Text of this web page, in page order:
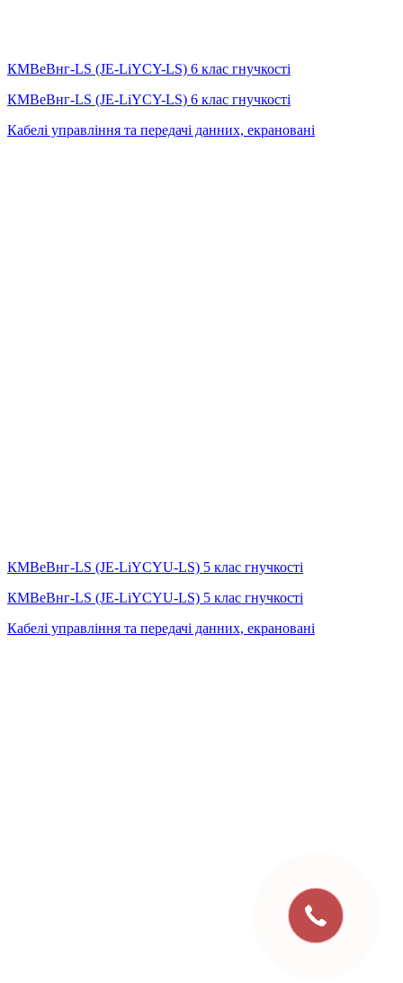
КМВеВнг-LS (JE-LiYCY-LS) 6 клас гнучкості
КМВеВнг-LS (JE-LiYCY-LS) 6 клас гнучкості
Кабелі управління та передачі данних, екрановані
КМВеВнг-LS (JE-LiYCYU-LS) 5 клас гнучкості
КМВеВнг-LS (JE-LiYCYU-LS) 5 клас гнучкості
Кабелі управління та передачі данних, екрановані